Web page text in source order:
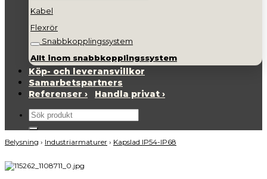
Kabel
Flexrör
Snabbkopplingssystem
Allt inom snabbkopplingssystem
Köp- och leveransvillkor
Samarbetspartners
Referenser ›
Handla privat ›
Sök
efter:
Belysning › Industriarmaturer › Kapslad IP54-IP68